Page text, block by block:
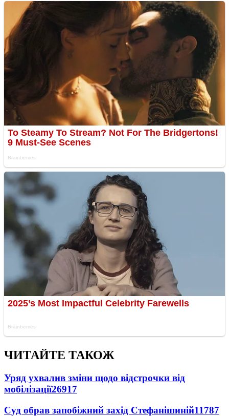
ЧИТАЙТЕ ТАКОЖ
Уряд ухвалив зміни щодо відстрочки від
мобілізації26917
Суд обрав запобіжний захід Стефанішиній11787